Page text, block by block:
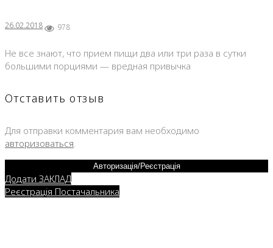
26.02.2018 978
Не все знают, что прием пищи два или три раза в сутки
большими порциями — вредная привычка
Отставить отзыв
Для отправки комментария вам необходимо
авторизоваться
Авторизація/Реєстрація
Додати ЗАКЛАД
Реєстрація Постачальника